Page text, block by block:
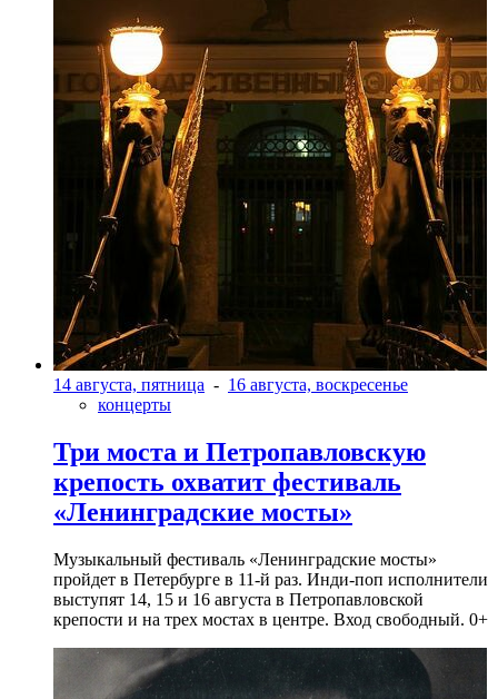
14 августа, пятница - 16 августа, воскресенье
концерты
Три моста и Петропавловскую
крепость охватит фестиваль
«Ленинградские мосты»
Музыкальный фестиваль «Ленинградские мосты»
пройдет в Петербурге в 11-й раз. Инди-поп исполнители
выступят 14, 15 и 16 августа в Петропавловской
крепости и на трех мостах в центре. Вход свободный. 0+